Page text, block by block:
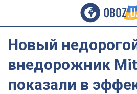
Новый
внедорожник
показали в